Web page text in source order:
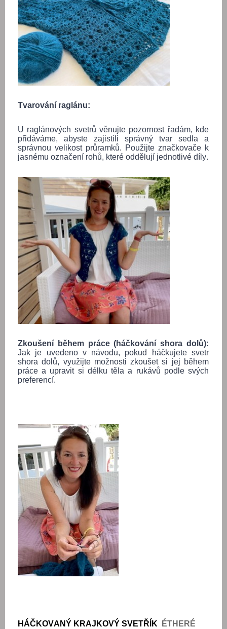
Tvarování raglánu:
U raglánových svetrů věnujte pozornost řadám, kde
přidáváme, abyste zajistili správný tvar sedla a
správnou velikost průramků. Použijte značkovače k
jasnému označení rohů, které oddělují jednotlivé díly.
Zkoušení během práce (háčkování shora dolů):
Jak je uvedeno v návodu, pokud háčkujete svetr
shora dolů, využijte možnosti zkoušet si jej během
práce a upravit si délku těla a rukávů podle svých
preferencí.
HÁČKOVANÝ KRAJKOVÝ SVETŘÍK ÉTHERÉ